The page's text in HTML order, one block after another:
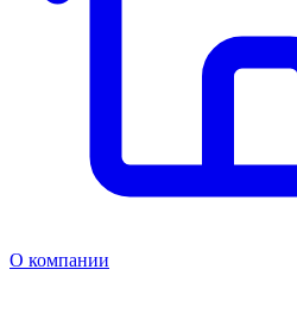
О компании